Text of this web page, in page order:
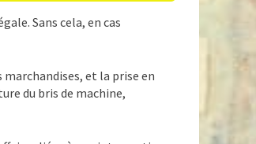
Sans cela, en cas
et la prise en
du bris de machine,